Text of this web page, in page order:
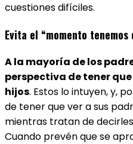
cuestiones difíciles.
Evita el “momento tenemos
A la mayoría de los
perspectiva de tener
hijos. Estos lo intuyen, y,
de tener que ver a sus
mientras tratan de
Cuando prevén que se